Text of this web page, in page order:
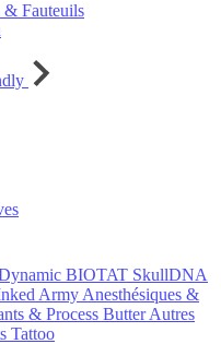
& Fauteuils
BIOTAT SkullDNA
Army Anesthésiques &
& Process ButterAutres
Tattoo